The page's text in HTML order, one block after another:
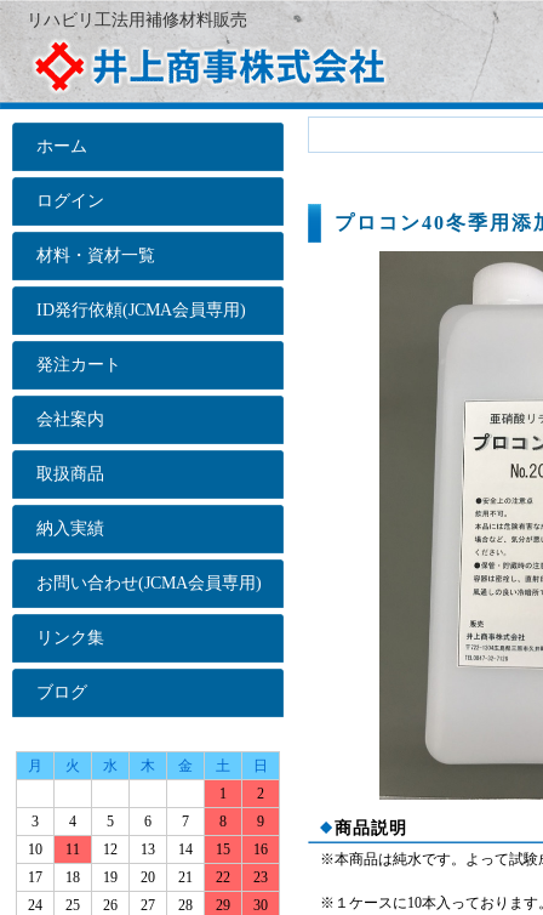
リハビリ工法用補修材料販売
ホーム
ログイン
材料・資材一覧
ID発行依頼(JCMA会員専用)
発注カート
会社案内
取扱商品
納入実績
お問い合わせ(JCMA会員専用)
リンク集
ブログ
月 火 水 木 金 土
日
1
2
3
4 5 6 7 8
9
10
11 12 13 14 15
16
17
18 19 20 21 22
23
24
25 26 27 28 29
30
プロコン40冬季用添
商品説明
※本商品は純水です。よって試験
※１ケースに10本入っております